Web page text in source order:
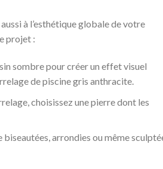
à l’esthétique globale de votre
projet :
sombre pour créer un effet visuel
de piscine gris anthracite.
choisissez une pierre dont les
biseautées, arrondies ou même